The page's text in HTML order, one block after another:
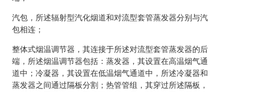
汽包，所述辐射型汽化烟道和对流型套管蒸发器分别与汽
包相连；
整体式烟温调节器，其连接于所述对流型套管蒸发器的后
端，所述烟温调节器包括：蒸发器，其设置在高温烟气通
道中；冷凝器，其设置在低温烟气通道中，所述冷凝器和
蒸发器之间通过隔板分割；热管管组，其穿过所述隔板，